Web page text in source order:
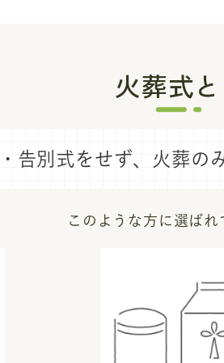
火葬式
告別式をせず、 火葬の
このような方に選ばれ